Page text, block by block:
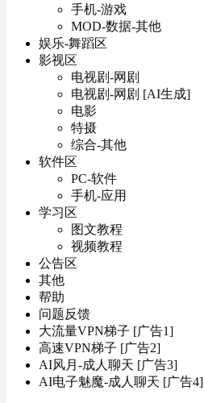
手机-游戏
MOD-数据-其他
娱乐-舞蹈区
影视区
电视剧-网剧
电视剧-网剧 [AI生成]
电影
特摄
综合-其他
软件区
PC-软件
手机-应用
学习区
图文教程
视频教程
公告区
其他
帮助
问题反馈
大流量VPN梯子 [广告1]
高速VPN梯子 [广告2]
AI风月-成人聊天 [广告3]
AI电子魅魔-成人聊天 [广告4]